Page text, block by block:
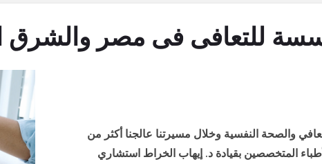
للتعافى فى مصر والشرق
بخبرة 30 عاماً في التعافي والصحة النفسية وخلال مسيرتنا عالجنا أكثر من
المتخصصين بقيادة د. إيهاب الخراط استشاري